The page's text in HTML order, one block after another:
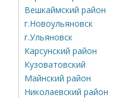
Вешкаймский район
г.Новоульяновск
г.Ульяновск
Карсунский район
Кузоватовский
Майнский район
Николаевский район